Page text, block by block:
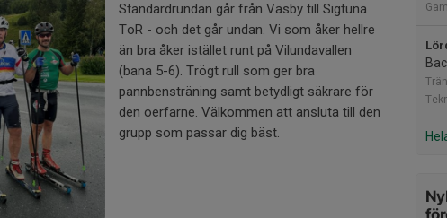
Standardrundan går från Väsby till Sigtuna
ToR - och det går undan. Vi som åker hellre
än bra åker istället runt på Vilundavallen
(bana 5-6). Trögt rull som ger bra
pannbensträning samt betydligt säkrare för
den oerfarne. Välkommen att ansluta till den
grupp som passar dig bäst.